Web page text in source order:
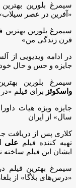
سیمرغ بلورین
«آفرین در عصر سیلاب»
سیمرغ بلورین بهترین
قرن زندگی من»
در ادامه ویدیویی از
جایزه و حس و حال خود
سیمرغ بلورین
واسکوئز برای فیلم «در
جایزه ویژه هیات
سال» از ایران
کلاری پس از دریافت
تهیه کننده فیلم علی
ایشان این فیلم
سیمرغ بهترین فیلم
«درس‌های بلاگا» از